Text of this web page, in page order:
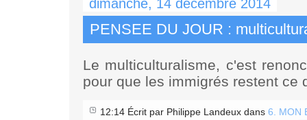
dimanche, 14 décembre 2014
PENSEE DU JOUR :
Le multiculturalisme, c'est
pour que les immigrés restent ce
12:14 Écrit par Philippe Landeux dans 6. MON